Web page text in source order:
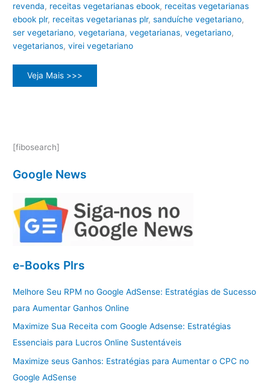
revenda, receitas vegetarianas ebook, receitas vegetarianas
ebook plr, receitas vegetarianas plr,sanduíche vegetariano,
ser vegetariano,vegetariana,vegetarianas,vegetariano,
vegetarianos,virei vegetariano
Explorando
Veja Mais >>>
[fibosearch]
Google News
e-Books Plrs
Melhore Seu RPM no Google AdSense: Estratégias de Sucesso
para Aumentar Ganhos Online
Maximize Sua Receita com Google Adsense: Estratégias
Essenciais para Lucros Online Sustentáveis
Maximize seus Ganhos: Estratégias para Aumentar o CPC no
Google AdSense